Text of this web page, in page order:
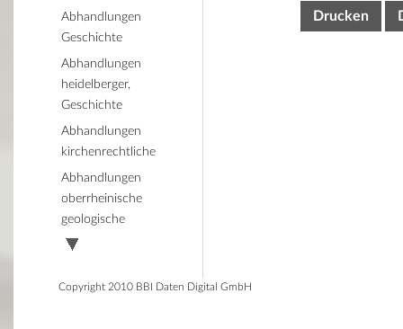
Drucken
Abhandlungen
Geschichte
Abhandlungen
heidelberger,
Geschichte
Abhandlungen
kirchenrechtliche
Abhandlungen
oberrheinische
geologische
Copyright 2010 BBI Daten Digital GmbH